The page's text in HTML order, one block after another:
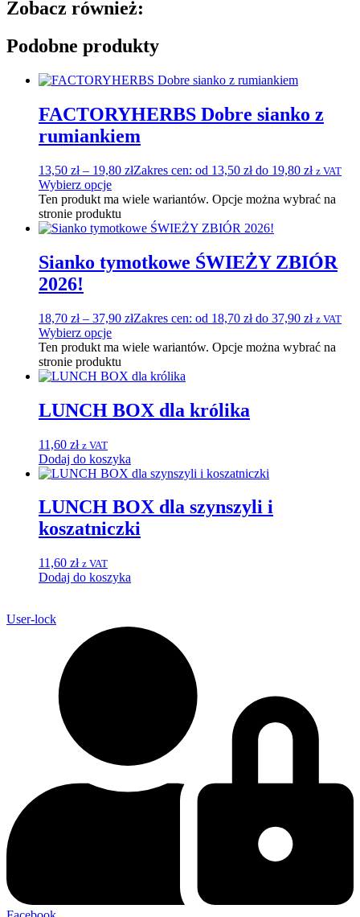
Zobacz również:
Podobne produkty
FACTORYHERBS Dobre sianko z
rumiankiem
13,50 zł – 19,80 złZakres cen: od 13,50 zł do 19,80 zł z VAT
Wybierz opcje
Ten produkt ma wiele wariantów. Opcje można wybrać na
stronie produktu
Sianko tymotkowe ŚWIEŻY ZBIÓR
2026!
18,70 zł – 37,90 złZakres cen: od 18,70 zł do 37,90 zł z VAT
Wybierz opcje
Ten produkt ma wiele wariantów. Opcje można wybrać na
stronie produktu
LUNCH BOX dla królika
11,60 zł z VAT
Dodaj do koszyka
LUNCH BOX dla szynszyli i
koszatniczki
11,60 zł z VAT
Dodaj do koszyka
User-lock